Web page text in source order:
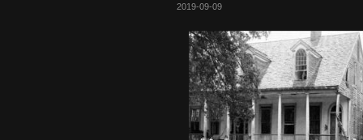
2019-09-09